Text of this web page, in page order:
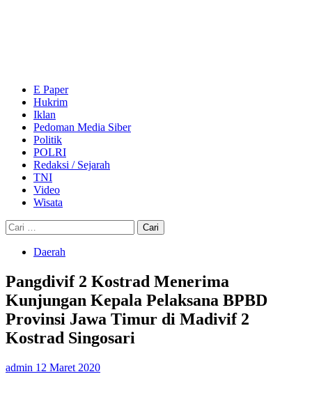
E Paper
Hukrim
Iklan
Pedoman Media Siber
Politik
POLRI
Redaksi / Sejarah
TNI
Video
Wisata
Cari
untuk:
Daerah
Pangdivif 2 Kostrad Menerima
Kunjungan Kepala Pelaksana BPBD
Provinsi Jawa Timur di Madivif 2
Kostrad Singosari
admin 12 Maret 2020